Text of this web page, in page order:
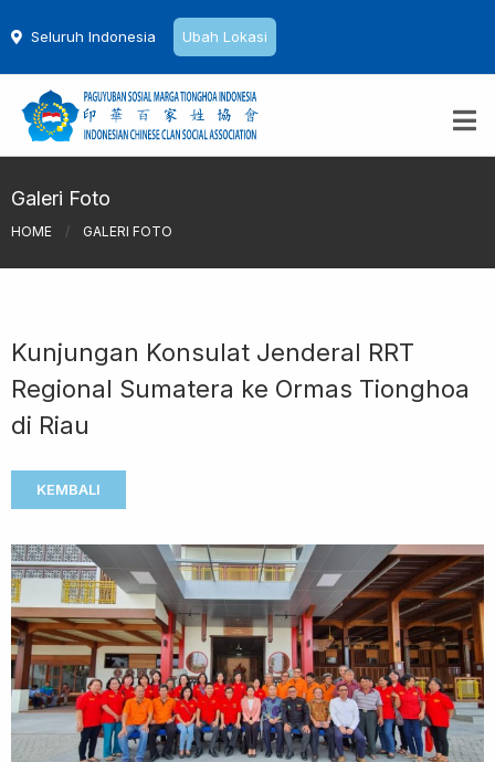
Seluruh Indonesia Ubah Lokasi
Galeri Foto
HOME / GALERI FOTO
Kunjungan Konsulat Jenderal RRT
Regional Sumatera ke Ormas Tionghoa
di Riau
KEMBALI